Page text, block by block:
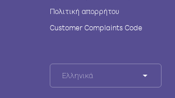
Πολιτική απορρήτου
Customer Complaints Code
Ελληνικά